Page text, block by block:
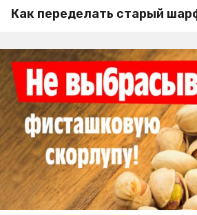
Как переделать старый